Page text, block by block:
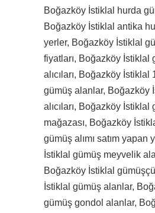
Boğazköy İstiklal hurda
Boğazköy İstiklal antika
yerler, Boğazköy İstiklal
fiyatları, Boğazköy İstiklal
alıcıları, Boğazköy İstiklal
gümüş alanlar, Boğazköy
alıcıları, Boğazköy İstiklal
mağazası, Boğazköy
gümüş alımı satım yapan
İstiklal gümüş meyvelik
Boğazköy İstiklal
İstiklal gümüş alanlar,
gümüş gondol alanlar,